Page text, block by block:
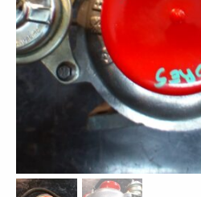
Refrigeración
Servicios
A campo
Comercial y Servicios
Desarmadero
Generación